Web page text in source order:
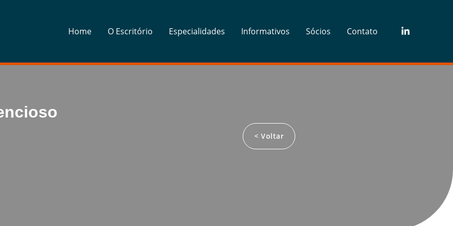
Home O Escritório Especialidades Informativos Sócios Contato
< Voltar